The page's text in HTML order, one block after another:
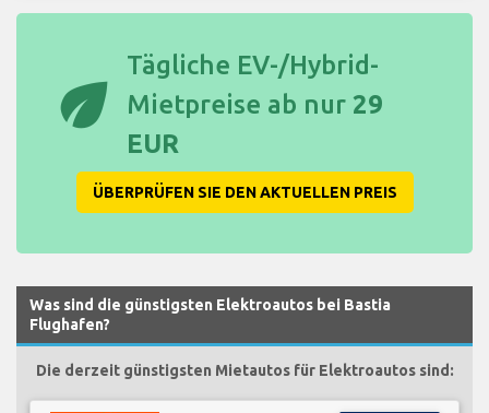
eco
Tägliche EV-/Hybrid-
Mietpreise ab nur 29
EUR
ÜBERPRÜFEN SIE DEN AKTUELLEN PREIS
Was sind die günstigsten Elektroautos bei Bastia
Flughafen?
Die derzeit günstigsten Mietautos für Elektroautos sind: